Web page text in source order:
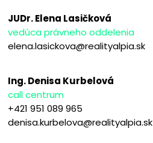
JUDr. Elena Lasičková
vedúca právneho oddelenia
elena.lasickova@realityalpia.sk
Ing. Denisa Kurbelová
call centrum
+421 951 089 965
denisa.kurbelova@realityalpia.sk